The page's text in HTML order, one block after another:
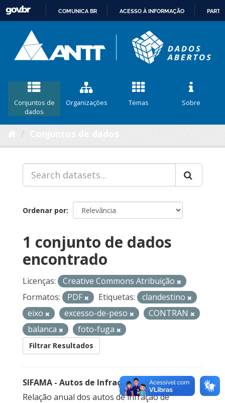
CONTEÚDO
COMUNICA BR ACESSO À INFORMAÇÃO
Conjuntos de
dados
Organizações Temas Sobre
Ordenar por
1 conjunto de dados
encontrado
Licenças:
Creative Commons Atribuição
Formatos:
PDF Etiquetas:
clandestino
eixo
excesso-de-peso
CONTRAN
balanca
foto-fuga
Filtrar Resultados
SIFAMA - Autos de Infração de Trânsito
Relação anual dos autos de infração de